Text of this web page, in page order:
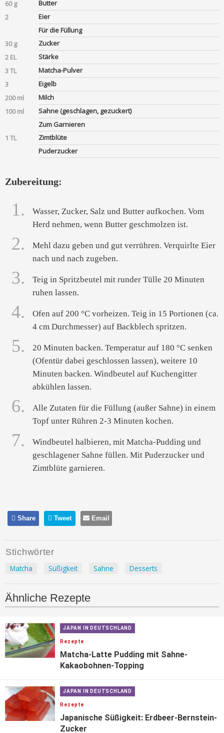
60 g
Butter
2
Eier
Für die Füllung
30 g
Zucker
2 EL
Stärke
3 TL
Matcha-Pulver
3
Eigelb
200 ml
Milch
100 ml
Sahne (geschlagen, gezuckert)
Zum Garnieren
1 TL
Zimtblüte
Puderzucker
Zubereitung:
1.
Wasser, Zucker, Salz und Butter aufkochen. Vom
Herd nehmen, wenn Butter geschmolzen ist.
2.
Mehl dazu geben und gut verrühren. Verquirlte Eier
nach und nach zugeben.
3.
Teig in Spritzbeutel mit runder Tülle 20 Minuten
ruhen lassen.
4.
Ofen auf 200 °C vorheizen. Teig in 15 Portionen (ca.
4 cm Durchmesser) auf Backblech spritzen.
5.
20 Minuten backen. Temperatur auf 180 °C senken
(Ofentür dabei geschlossen lassen), weitere 10
Minuten backen. Windbeutel auf Kuchengitter
abkühlen lassen.
6.
Alle Zutaten für die Füllung (außer Sahne) in einem
Topf unter Rühren 2-3 Minuten kochen.
7.
Windbeutel halbieren, mit Matcha-Pudding und
geschlagener Sahne füllen. Mit Puderzucker und
Zimtblüte garnieren.
Share Tweet Email
Stichwörter
Matcha Süßigkeit Sahne Desserts
Ähnliche Rezepte
JAPAN IN DEUTSCHLAND
Rezepte
Matcha-Latte Pudding mit Sahne-
Kakaobohnen-Topping
JAPAN IN DEUTSCHLAND
Rezepte
Japanische Süßigkeit: Erdbeer-Bernstein-
Zucker